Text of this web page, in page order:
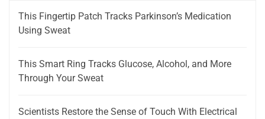
This Fingertip Patch Tracks Parkinson’s Medication
Using Sweat
This Smart Ring Tracks Glucose, Alcohol, and More
Through Your Sweat
Scientists Restore the Sense of Touch With Electrical